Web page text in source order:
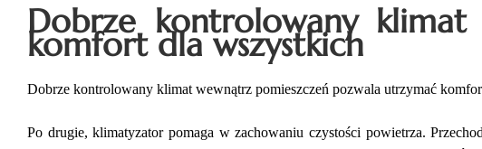
Dobrze kontrolowany klimat
komfort dla wszystkich
Dobrze kontrolowany klimat wewnątrz pomieszczeń pozwala utrzymać
Po drugie, klimatyzator pomaga w zachowaniu czystości powietrza.